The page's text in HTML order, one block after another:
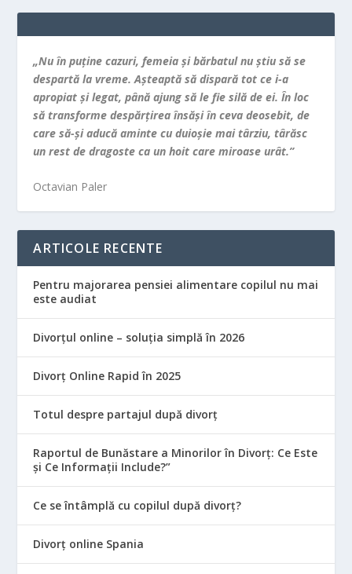
„Nu în puţine cazuri, femeia şi bărbatul nu ştiu să se
despartă la vreme. Aşteaptă să dispară tot ce i-a
apropiat şi legat, până ajung să le fie silă de ei. În loc
să transforme despărţirea însăşi în ceva deosebit, de
care să-şi aducă aminte cu duioşie mai târziu, târăsc
un rest de dragoste ca un hoit care miroase urât.”
Octavian Paler
ARTICOLE RECENTE
Pentru majorarea pensiei alimentare copilul nu mai
este audiat
Divorțul online – soluția simplă în 2026
Divorț Online Rapid în 2025
Totul despre partajul după divorț
Raportul de Bunăstare a Minorilor în Divorț: Ce Este
și Ce Informații Include?”
Ce se întâmplă cu copilul după divorț?
Divorț online Spania